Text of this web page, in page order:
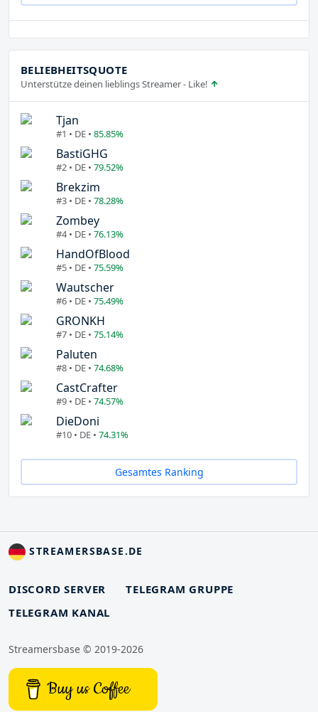
BELIEBHEITSQUOTE
Unterstütze deinen lieblings Streamer - Like!
Tjan
#1 • DE • 85.85%
BastiGHG
#2 • DE • 79.52%
Brekzim
#3 • DE • 78.28%
Zombey
#4 • DE • 76.13%
HandOfBlood
#5 • DE • 75.59%
Wautscher
#6 • DE • 75.49%
GRONKH
#7 • DE • 75.14%
Paluten
#8 • DE • 74.68%
CastCrafter
#9 • DE • 74.57%
DieDoni
#10 • DE • 74.31%
Gesamtes Ranking
STREAMERSBASE.DE
DISCORD SERVER
TELEGRAM GRUPPE
TELEGRAM KANAL
Streamersbase © 2019-2026
Buy us Coffee